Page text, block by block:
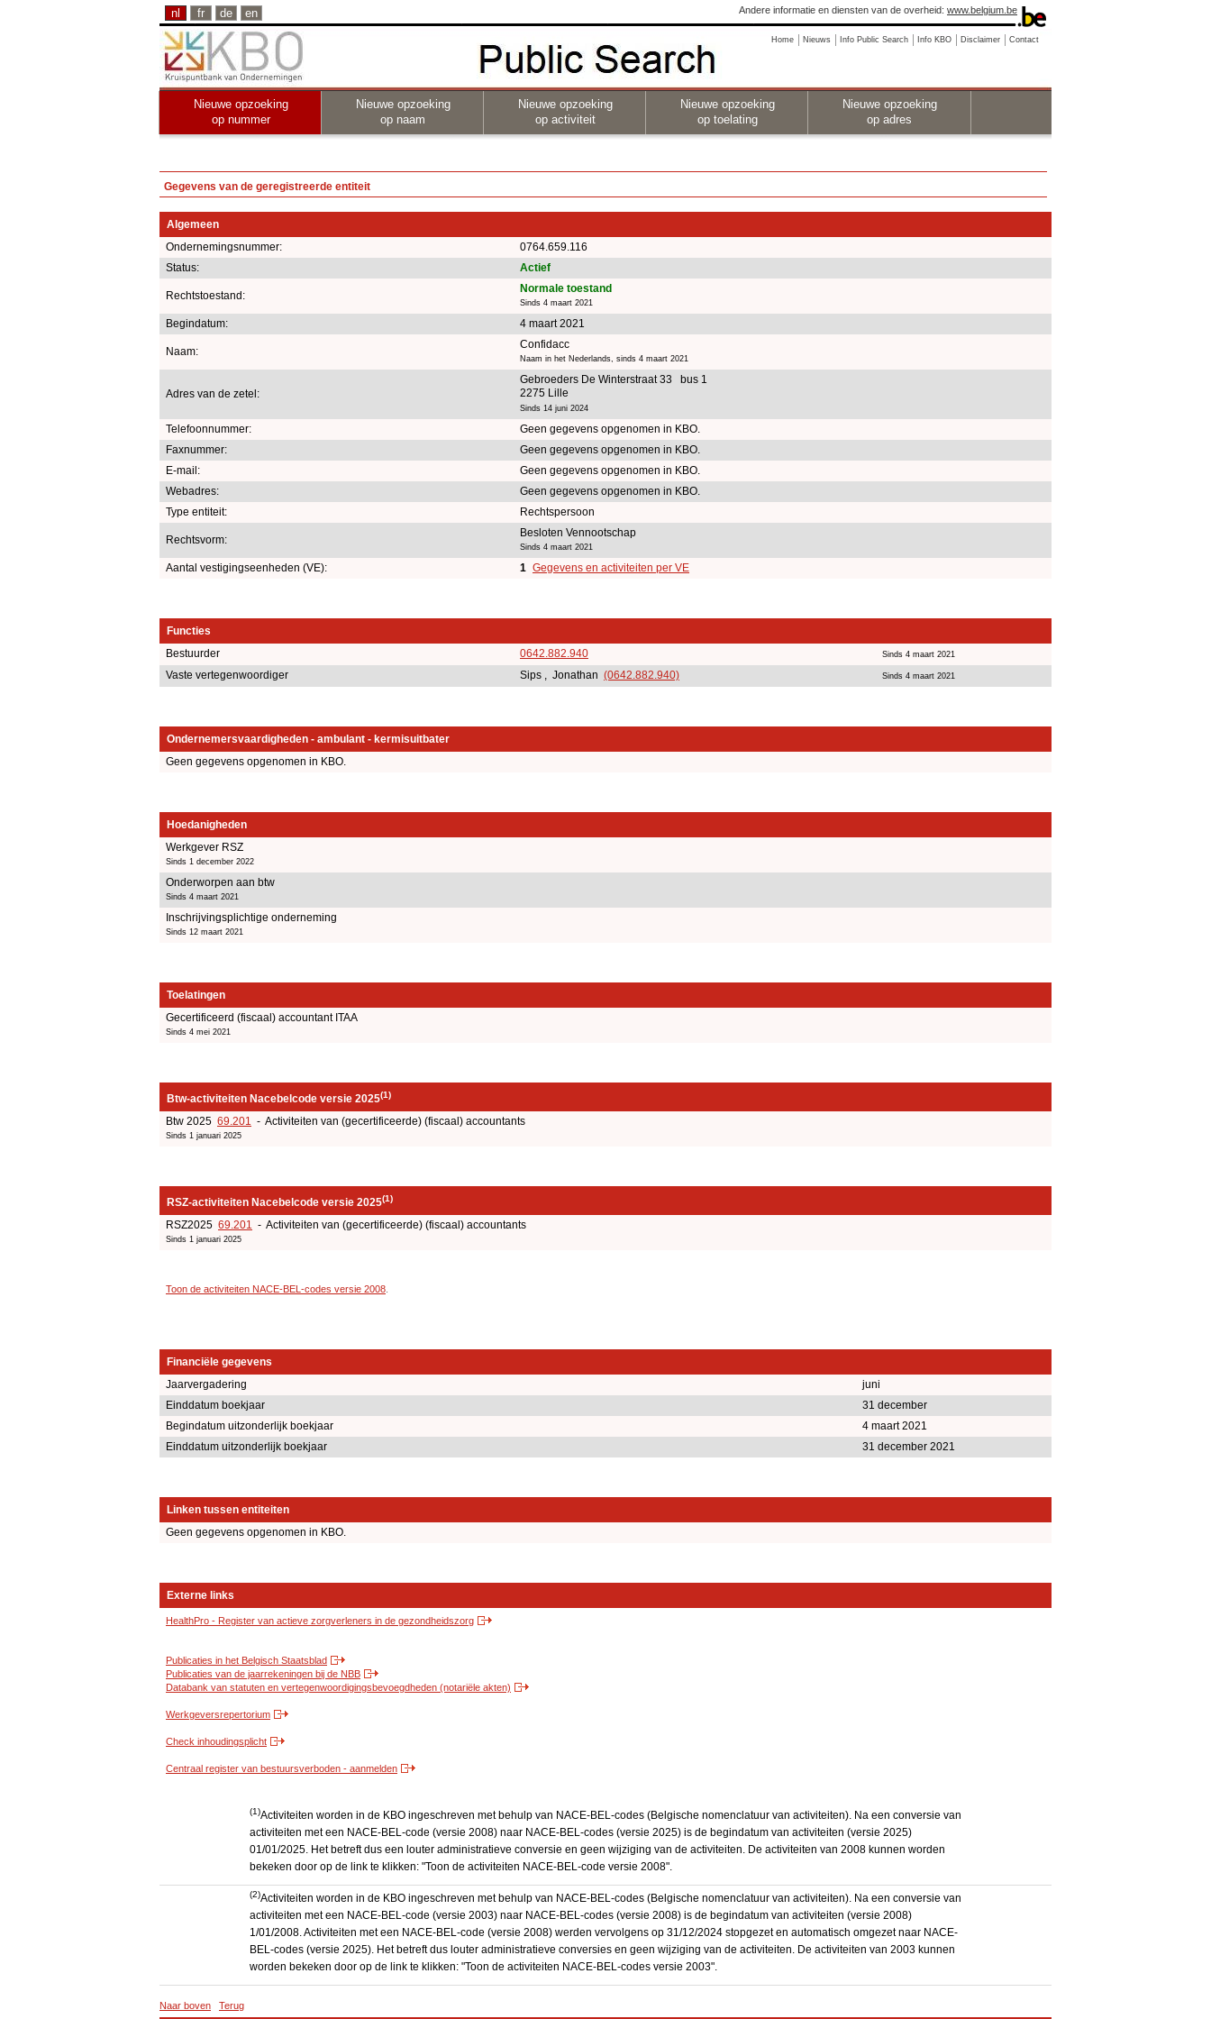
nl fr de en Andere informatie en diensten van de overheid: www.belgium.be
Home Nieuws Info Public Search Info KBO Disclaimer Contact
Nieuwe opzoeking
op nummer
Nieuwe opzoeking
op naam
Nieuwe opzoeking
op activiteit
Nieuwe opzoeking
op toelating
Nieuwe opzoeking
op adres
Gegevens van de geregistreerde entiteit
Algemeen
Ondernemingsnummer:
0764.659.116
Status:
Actief
Rechtstoestand:
Normale toestand
Sinds 4 maart 2021
Begindatum: 4 maart 2021
Naam:
Confidacc
Naam in het Nederlands, sinds 4 maart 2021
Adres van de zetel:
Gebroeders De Winterstraat 33 bus 1
2275 Lille
Sinds 14 juni 2024
Telefoonnummer:
Geen gegevens opgenomen in KBO.
Faxnummer:
Geen gegevens opgenomen in KBO.
E-mail:
Geen gegevens opgenomen in KBO.
Webadres:
Geen gegevens opgenomen in KBO.
Type entiteit:
Rechtspersoon
Rechtsvorm:
Besloten Vennootschap
Sinds 4 maart 2021
Aantal vestigingseenheden (VE): 1 Gegevens en activiteiten per VE
Functies
Bestuurder
0642.882.940 Sinds 4 maart 2021
Vaste vertegenwoordiger Sips , Jonathan (0642.882.940) Sinds 4 maart 2021
Ondernemersvaardigheden - ambulant - kermisuitbater
Geen gegevens opgenomen in KBO.
Hoedanigheden
Werkgever RSZ
Sinds 1 december 2022
Onderworpen aan btw
Sinds 4 maart 2021
Inschrijvingsplichtige onderneming
Sinds 12 maart 2021
Toelatingen
Gecertificeerd (fiscaal) accountant ITAA
Sinds 4 mei 2021
Btw-activiteiten Nacebelcode versie 2025(1)
Btw 2025 69.201 - Activiteiten van (gecertificeerde) (fiscaal) accountants
Sinds 1 januari 2025
RSZ-activiteiten Nacebelcode versie 2025(1)
RSZ2025 69.201 - Activiteiten van (gecertificeerde) (fiscaal) accountants
Sinds 1 januari 2025
Toon de activiteiten NACE-BEL-codes versie 2008
Financiële gegevens
Jaarvergadering
juni
Einddatum boekjaar
31 december
Begindatum uitzonderlijk boekjaar
4 maart 2021
Einddatum uitzonderlijk boekjaar
31 december 2021
Linken tussen entiteiten
Geen gegevens opgenomen in KBO.
Externe links
HealthPro - Register van actieve zorgverleners in de gezondheidszorg
Publicaties in het Belgisch Staatsblad
Publicaties van de jaarrekeningen bij de NBB
Databank van statuten en vertegenwoordigingsbevoegdheden (notariële akten)
Werkgeversrepertorium
Check inhoudingsplicht
Centraal register van bestuursverboden - aanmelden
(1)Activiteiten worden in de KBO ingeschreven met behulp van NACE-BEL-codes (Belgische nomenclatuur van activiteiten). Na een conversie van
activiteiten met een NACE-BEL-code (versie 2008) naar NACE-BEL-codes (versie 2025) is de begindatum van activiteiten (versie 2025)
01/01/2025. Het betreft dus een louter administratieve conversie en geen wijziging van de activiteiten. De activiteiten van 2008 kunnen worden
bekeken door op de link te klikken: "Toon de activiteiten NACE-BEL-code versie 2008".
(2)Activiteiten worden in de KBO ingeschreven met behulp van NACE-BEL-codes (Belgische nomenclatuur van activiteiten). Na een conversie van
activiteiten met een NACE-BEL-code (versie 2003) naar NACE-BEL-codes (versie 2008) is de begindatum van activiteiten (versie 2008)
1/01/2008. Activiteiten met een NACE-BEL-code (versie 2008) werden vervolgens op 31/12/2024 stopgezet en automatisch omgezet naar NACE-
BEL-codes (versie 2025). Het betreft dus louter administratieve conversies en geen wijziging van de activiteiten. De activiteiten van 2003 kunnen
worden bekeken door op de link te klikken: "Toon de activiteiten NACE-BEL-codes versie 2003".
Naar boven Terug